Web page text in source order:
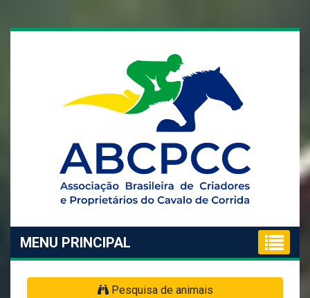
MENU PRINCIPAL
Pesquisa de animais